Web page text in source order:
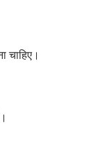
चाहिए।